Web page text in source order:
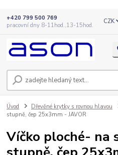
CZK
+420 799 500 769
pracovní dny 8-11hod.,13-15hod.
Úvod Dřevěné krytky s rovnou hlavou
stupně, čep 25x3mm - JAVOR
Víčko ploché- na